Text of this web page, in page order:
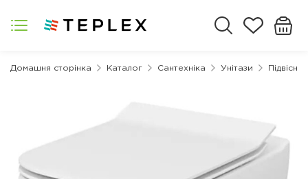
Домашня сторінка Каталог Сантехніка Унітази Підвісні